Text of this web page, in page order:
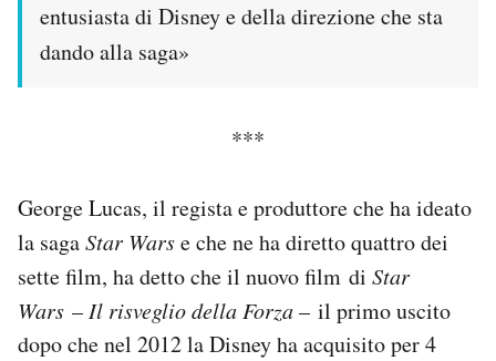
entusiasta di Disney e della direzione che sta
dando alla saga»
***
George Lucas, il regista e produttore che ha ideato
la sagaStar Warse che ne ha diretto quattro dei
sette film, ha detto che il nuovo film di Star
Wars –Il risveglio della Forza– il primo uscito
dopo che nel 2012 la Disney ha acquisito per 4